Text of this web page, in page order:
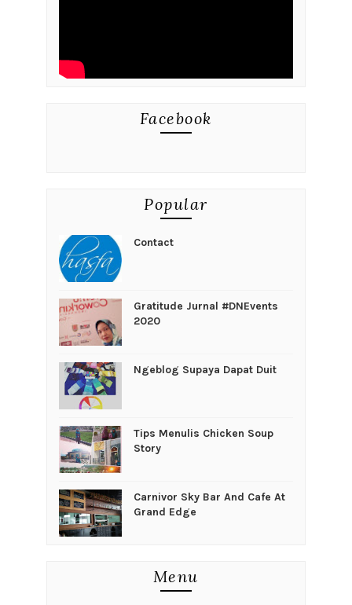
Facebook
Popular
Contact
Gratitude Jurnal #DNEvents
2020
Ngeblog Supaya Dapat Duit
Tips Menulis Chicken Soup
Story
Carnivor Sky Bar And Cafe At
Grand Edge
Menu